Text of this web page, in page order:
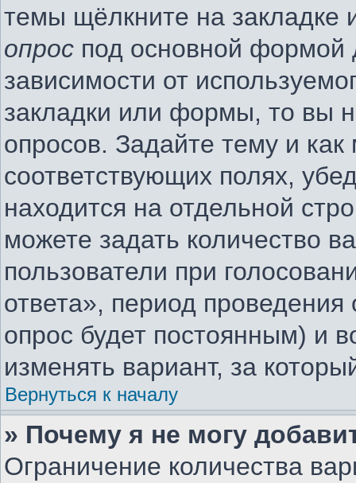
темы щёлкните на
опрос под основной формой
зависимости от
закладки или формы, то вы
опросов. Задайте тему и
соответствующих полях,
находится на отдельной
можете задать количество
пользователи при
ответа», период проведения
опрос будет постоянным) и
изменять вариант, за
Вернуться к началу
» Почему я не могу
Ограничение количества